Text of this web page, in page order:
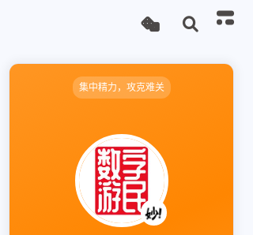
集中精力，攻克难关